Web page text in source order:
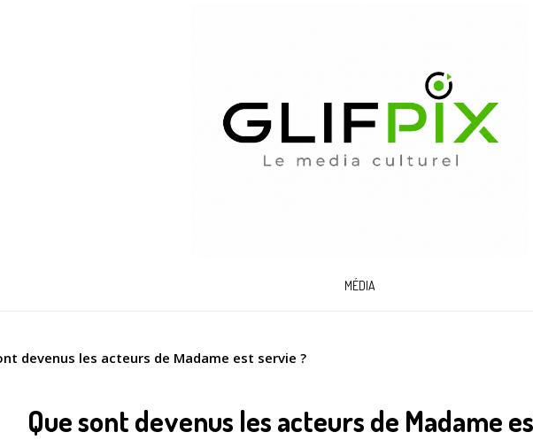
MÉDIA
devenus les acteurs de Madame est servie ?
Que sont devenus les acteurs de Madame